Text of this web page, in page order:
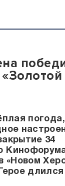
34
«Новом